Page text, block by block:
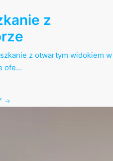
z
z otwartym widokiem w
ofe…